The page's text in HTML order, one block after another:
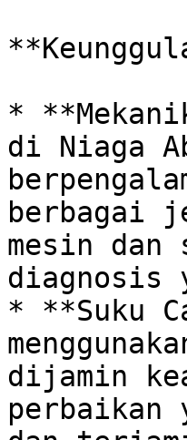
*
di Niaga
berbagai
mesin dan
diagnosis
* **Suku
dijamin
perbaikan